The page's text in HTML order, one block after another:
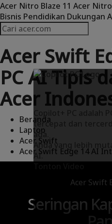
Acer Nitro Blaze 11 Acer
Bisnis Pendidikan Dukungan
Acer Swift
PC AI Tipis
Acer
Beranda
Laptop
Acer Swift
Acer Swift Edge 14 AI
Acer Swift
Seringan
tercepat dan
ada.
Anda yang lebih
AI.